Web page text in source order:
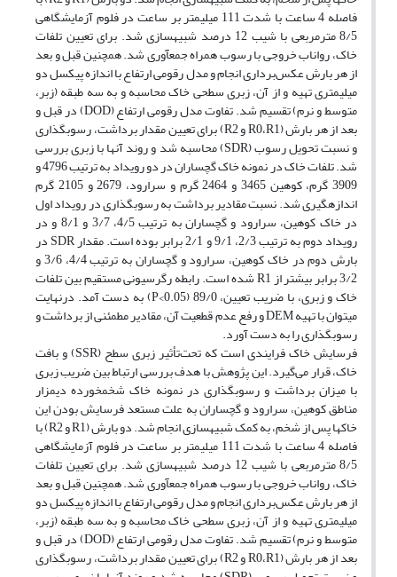
فاصله 4 ساعت با شدت 111 میلی­متر بر ساعت در فلوم آزمایشگاهی
8/5 مترمربعی با شیب 12 درصد شبیه­سازی شد. برای تعیین تلفات
خاک، رواناب خروجی با رسوب همراه جمع­آوری شد. همچنین قبل و بعد
از هر بارش عکس‌برداری انجام و مدل­ رقومی ­ارتفاع با اندازه پیکسل دو
میلی­متری تهیه و از آن، زبری­ سطحی ­خاک محاسبه و به سه طبقه (زبر،
متوسط و نرم) تقسیم شد. تفاوت مدل­ رقومی ­ارتفاع (DOD) در قبل و
بعد از هر بارش (R0،R1 و R2) برای تعیین مقدار برداشت، رسوب­گذاری
و نسبت­ تحویل ­رسوب (SDR) محاسبه شد و روند آن­ها با زبری بررسی
شد. تلفات خاک در نمونه خاک گچساران در دو رویداد به ترتیب 4796 و
3909 گرم، کوهین 3465 و 2464 گرم و سرارود، 2679 و 2105 گرم
اندازه­گیری شد. نسبت مقادیر برداشت به رسوب­گذاری در رویداد اول
در خاک کوهین، سرارود و گچساران به ترتیب 4/5، 3/7 و 8/1 و در
رویداد دوم به ترتیب 2/3، 9/1 و 2/1 برابر بوده­ است. مقدار SDR در
بارش دوم در خاک کوهین، سرارود و گچساران به ترتیب 4/4، 3/6 و
3/2 برابر بیشتر از R1 شده است. رابطه رگرسیونی مستقیم بین تلفات
خاک و زبری، با ضریب تعیین، 89/0 (P<0.05) به ­دست آمد. درنهایت
می­توان با تهیه DEM و رفع عدم قطعیت­ آن، مقادیر مطمئنی از برداشت و
رسوب­گذاری را به دست آورد.
فرسایش خاک فرایندی است که تحت‌تأثیر زبری سطح (SSR) و بافت
خاک، قرار می‌گیرد. این پژوهش با هدف بررسی ارتباط بین ضریب زبری
با میزان برداشت و رسوب­گذاری در نمونه خاک شخم­خورده دیمزار
مناطق کوهین، سرارود و گچساران به علت مستعد فرسایش بودن این
خاک­ها پس از شخم، به کمک شبیه­سازی انجام شد. دو بارش (R1 و R2) با
فاصله 4 ساعت با شدت 111 میلی­متر بر ساعت در فلوم آزمایشگاهی
8/5 مترمربعی با شیب 12 درصد شبیه­سازی شد. برای تعیین تلفات
خاک، رواناب خروجی با رسوب همراه جمع­آوری شد. همچنین قبل و بعد
از هر بارش عکس‌برداری انجام و مدل­ رقومی ­ارتفاع با اندازه پیکسل دو
میلی­متری تهیه و از آن، زبری­ سطحی ­خاک محاسبه و به سه طبقه (زبر،
متوسط و نرم) تقسیم شد. تفاوت مدل­ رقومی ­ارتفاع (DOD) در قبل و
بعد از هر بارش (R0،R1 و R2) برای تعیین مقدار برداشت، رسوب­گذاری